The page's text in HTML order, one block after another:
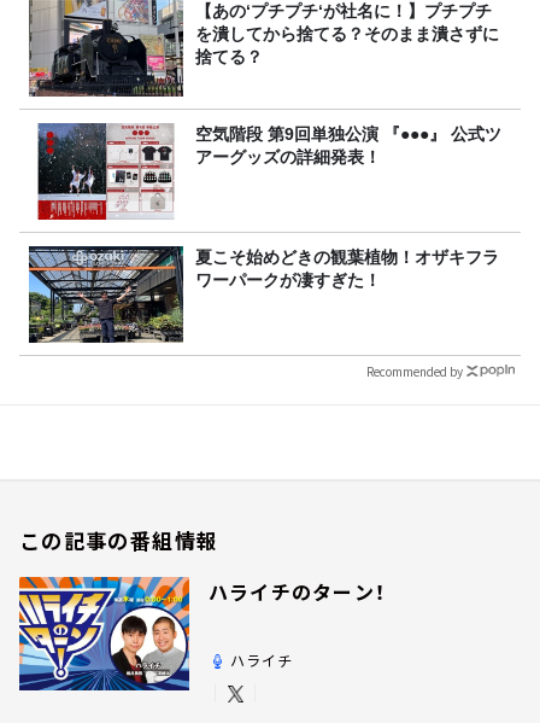
【あの‘プチプチ‘が社名に！】プチプチ
を潰してから捨てる？そのまま潰さずに
捨てる？
空気階段 第9回単独公演 『●●●』 公式ツ
アーグッズの詳細発表！
夏こそ始めどきの観葉植物！オザキフラ
ワーパークが凄すぎた！
Recommended by
この記事の番組情報
ハライチのターン！
ハライチ